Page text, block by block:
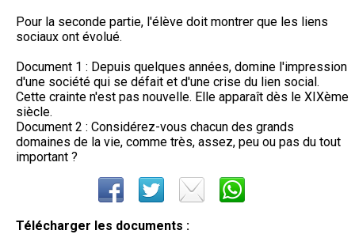
Pour la seconde partie, l'élève doit montrer que les liens
sociaux ont évolué.
Document 1 : Depuis quelques années, domine l'impression
d'une société qui se défait et d'une crise du lien social.
Cette crainte n'est pas nouvelle. Elle apparaît dès le XIXème
siècle.
Document 2 : Considérez-vous chacun des grands
domaines de la vie, comme très, assez, peu ou pas du tout
important ?
Télécharger les documents :